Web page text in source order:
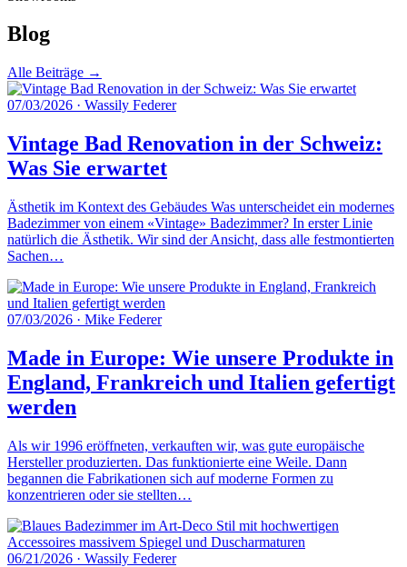
Blog
Alle Beiträge →
07/03/2026 · Wassily Federer
Vintage Bad Renovation in der Schweiz:
Was Sie erwartet
Ästhetik im Kontext des Gebäudes Was unterscheidet ein modernes
Badezimmer von einem «Vintage» Badezimmer? In erster Linie
natürlich die Ästhetik. Wir sind der Ansicht, dass alle festmontierten
Sachen…
07/03/2026 · Mike Federer
Made in Europe: Wie unsere Produkte in
England, Frankreich und Italien gefertigt
werden
Als wir 1996 eröffneten, verkauften wir, was gute europäische
Hersteller produzierten. Das funktionierte eine Weile. Dann
begannen die Fabrikationen sich auf moderne Formen zu
konzentrieren oder sie stellten…
06/21/2026 · Wassily Federer